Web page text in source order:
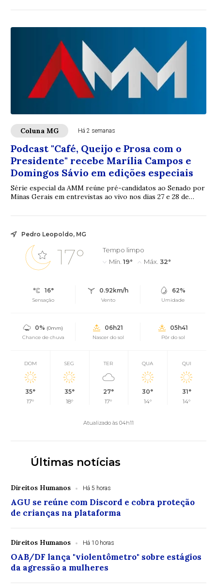
Coluna MG Há 2 semanas
Podcast "Café, Queijo e Prosa com o
Presidente" recebe Marília Campos e
Domingos Sávio em edições especiais
Série especial da AMM reúne pré-candidatos ao Senado por
Minas Gerais em entrevistas ao vivo nos dias 27 e 28 de
Pedro Leopoldo, MG
17°
Tempo limpo
Mín. 19° Máx. 32°
16°
Sensação
0.92km/h
Vento
62%
Umidade
0% (0mm)
Chance de chuva
06h21
Nascer do sol
05h41
Pôr do sol
DOM
35°
17°
SEG
35°
18°
TER
27°
17°
QUA
30°
14°
QUI
31°
14°
Atualizado às 04h11
Últimas notícias
Direitos Humanos Há 5 horas
AGU se reúne com Discord e cobra proteção
de crianças na plataforma
Direitos Humanos Há 10 horas
OAB/DF lança "violentômetro" sobre estágios
da agressão a mulheres